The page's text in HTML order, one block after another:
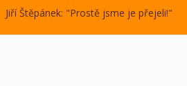
Jiří Štěpánek: "Prostě jsme je přejeli!"